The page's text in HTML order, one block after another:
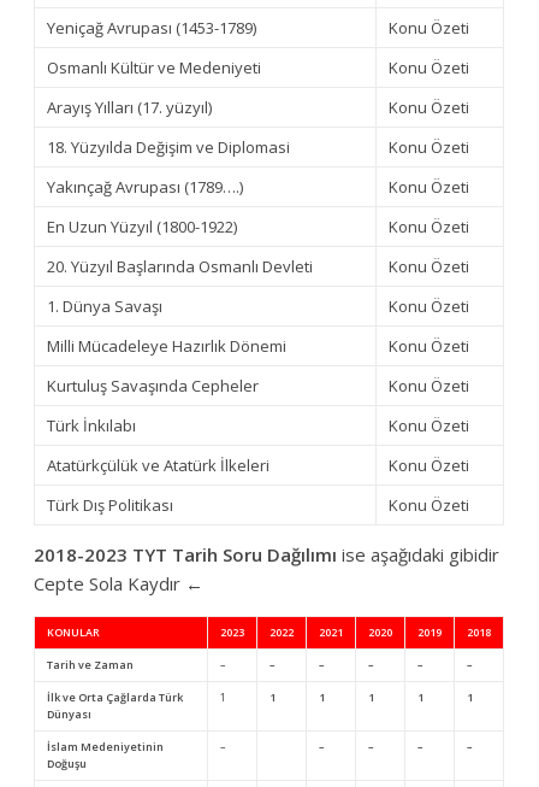
Yeniçağ Avrupası (1453-1789)
Konu Özeti
Osmanlı Kültür ve Medeniyeti
Konu Özeti
Arayış Yılları (17. yüzyıl)
Konu Özeti
18. Yüzyılda Değişim ve Diplomasi
Konu Özeti
Yakınçağ Avrupası (1789….)
Konu Özeti
En Uzun Yüzyıl (1800-1922)
Konu Özeti
20. Yüzyıl Başlarında Osmanlı Devleti
Konu Özeti
1. Dünya Savaşı
Konu Özeti
Milli Mücadeleye Hazırlık Dönemi
Konu Özeti
Kurtuluş Savaşında Cepheler
Konu Özeti
Türk İnkılabı
Konu Özeti
Atatürkçülük ve Atatürk İlkeleri
Konu Özeti
Türk Dış Politikası
Konu Özeti
2018-2023 TYT Tarih Soru Dağılımı ise aşağıdaki gibidir
Cepte Sola Kaydır ←
KONULAR 2023 2022 2021 2020 2019 2018
Tarih ve Zaman – – – – – –
İlk ve Orta Çağlarda Türk
Dünyası
1 1 1 1 1 1
İslam Medeniyetinin
Doğuşu
– – – – –